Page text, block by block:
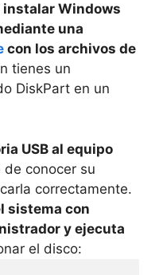
instalar Windows
una
con los archivos de
tienes un
DiskPart en un
USB al equipo
conocer su
correctamente.
sistema con
y ejecuta
el disco: